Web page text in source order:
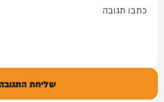
שליחת